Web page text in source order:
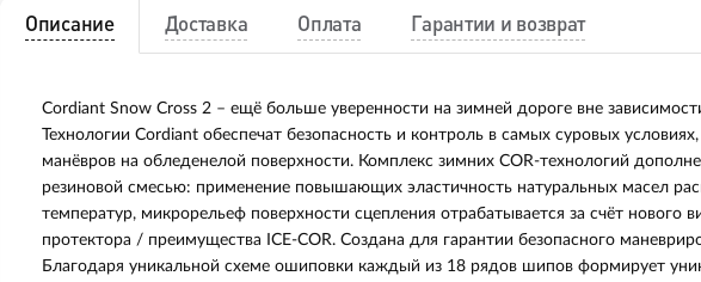
Описание Доставка Оплата Гарантии и возврат
Cordiant Snow Cross 2 – ещё больше уверенности на зимней дороге вне
Технологии Cordiant обеспечат безопасность и контроль в самых суровых
манёвров на обледенелой поверхности. Комплекс зимних COR-технологий
резиновой смесью: применение повышающих эластичность натуральных масел
температур, микрорельеф поверхности сцепления отрабатывается за счёт нового
протектора / преимущества ICE-COR. Создана для гарантии безопасного
Благодаря уникальной схеме ошиповки каждый из 18 рядов шипов формирует